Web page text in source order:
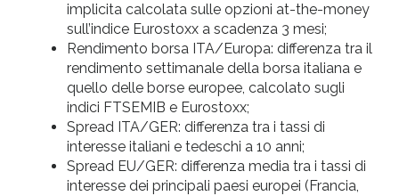
implicita calcolata sulle opzioni at-the-money
sull’indice Eurostoxx a scadenza 3 mesi;
Rendimento borsa ITA/Europa: differenza tra il
rendimento settimanale della borsa italiana e
quello delle borse europee, calcolato sugli
indici FTSEMIB e Eurostoxx;
Spread ITA/GER: differenza tra i tassi di
interesse italiani e tedeschi a 10 anni;
Spread EU/GER: differenza media tra i tassi di
interesse dei principali paesi europei (Francia,